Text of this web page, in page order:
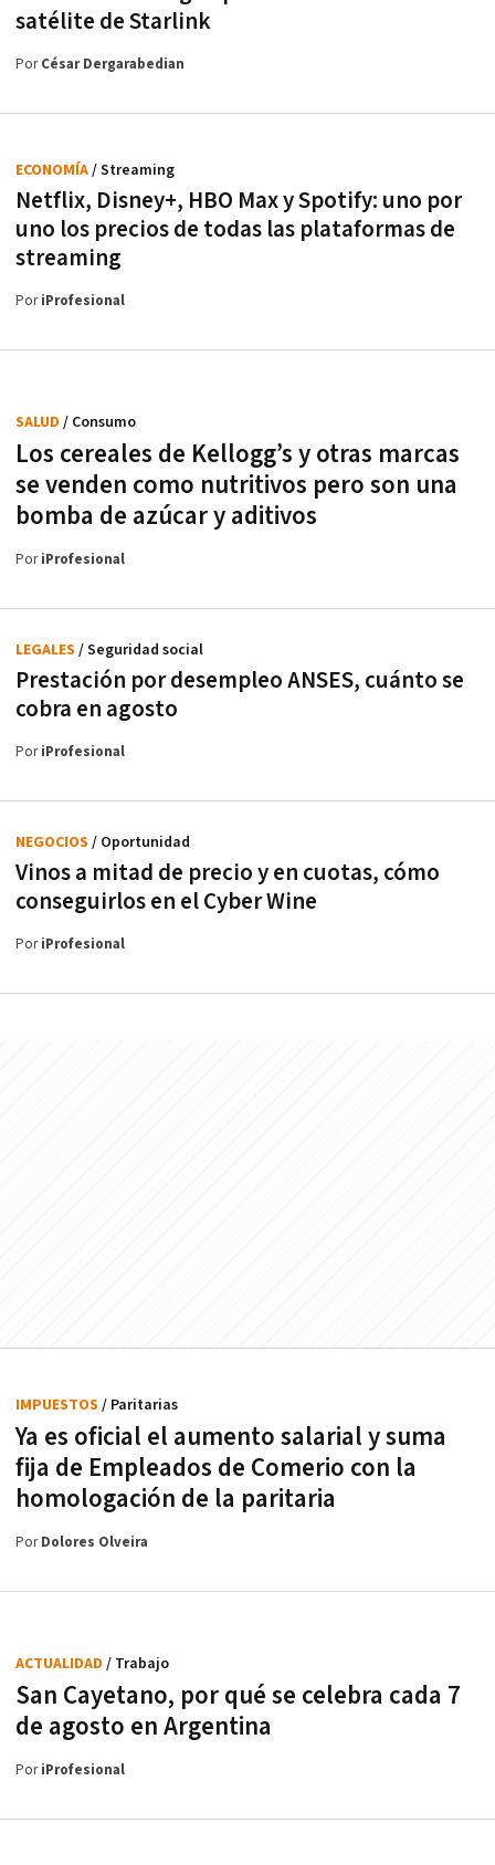
satélite de Starlink
PorCésar Dergarabedian
Netflix, Disney+, HBO Max y Spotify: uno por
uno los precios de todas las plataformas de
streaming
ECONOMÍA/ Streaming
PoriProfesional
Los cereales de Kellogg’s y otras marcas
se venden como nutritivos pero son una
bomba de azúcar y aditivos
SALUD / Consumo
PoriProfesional
Prestación por desempleo ANSES, cuánto se
cobra en agosto
LEGALES / Seguridad social
PoriProfesional
Vinos a mitad de precio y en cuotas, cómo
conseguirlos en el Cyber Wine
NEGOCIOS / Oportunidad
PoriProfesional
Ya es oficial el aumento salarial y suma
fija de Empleados de Comerio con la
homologación de la paritaria
IMPUESTOS / Paritarias
PorDolores Olveira
San Cayetano, por qué se celebra cada 7
de agosto en Argentina
ACTUALIDAD / Trabajo
PoriProfesional